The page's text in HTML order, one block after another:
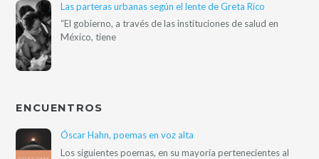
Las parteras urbanas según el lente de Greta Rico
“El gobierno, a través de las instituciones de salud en
México, tiene
ENCUENTROS
Óscar Hahn, poemas en voz alta
Los siguientes poemas, en su mayoría pertenecientes al